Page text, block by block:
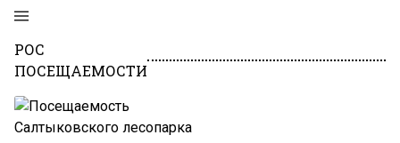
РОС
ПОСЕЩАЕМОСТИ